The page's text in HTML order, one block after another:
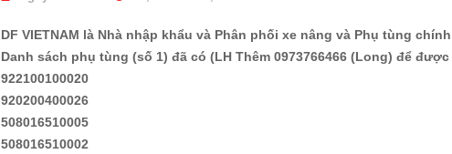
DF VIETNAM là Nhà nhập khẩu và Phân phối xe nâng và Phụ tùng
Danh sách phụ tùng (số 1) đã có (LH Thêm 0973766466 (Long) để
922100100020
920200400026
508016510005
508016510002
CÁCH HỎI HÀNG PHỤ
TÙNG XE NÂNG
10/03/2020
Cách tăng tuổi thọ cho
Những cách đơn giản
giảm chi phí xe nâng điện